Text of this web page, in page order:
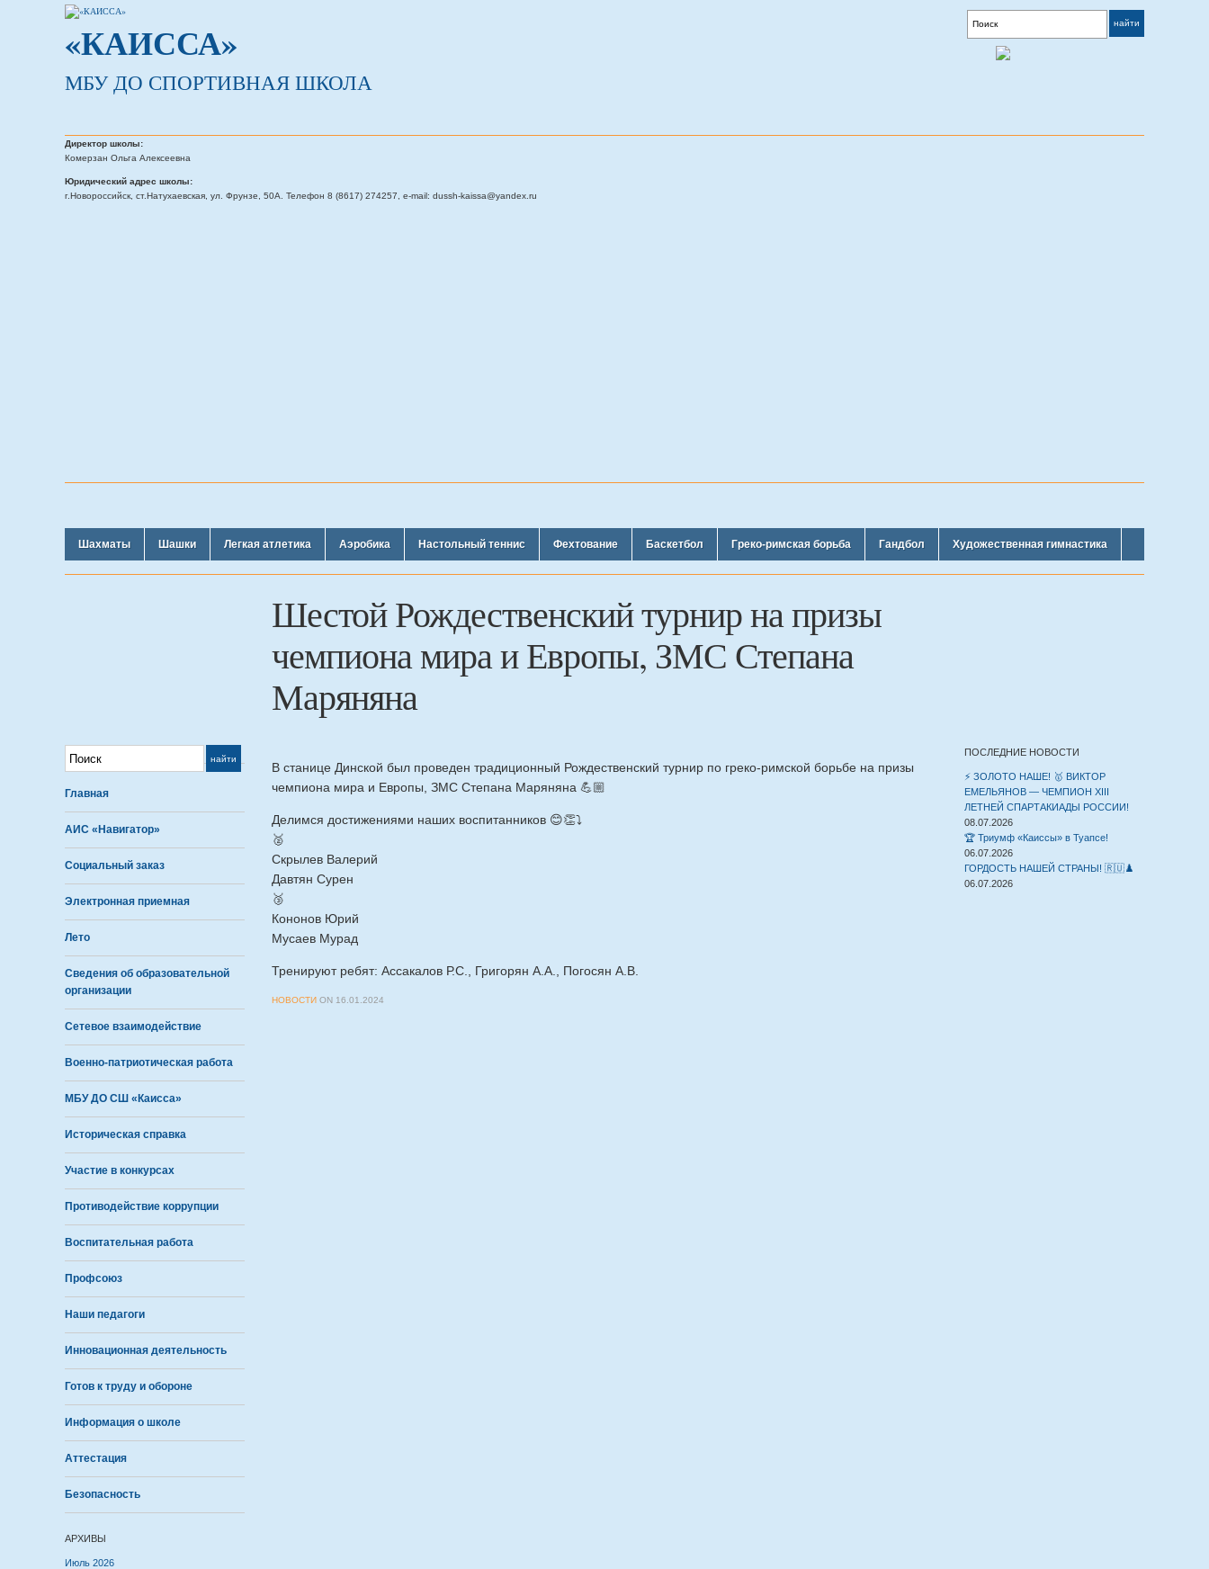
«КАИССА»
МБУ ДО СПОРТИВНАЯ ШКОЛА
Директор школы:
Комерзан Ольга Алексеевна
Юридический адрес школы:
г.Новороссийск, ст.Натухаевская, ул. Фрунзе, 50А. Телефон 8 (8617) 274257, e-mail: dussh-kaissa@yandex.ru
Шахматы Шашки Легкая атлетика Аэробика Настольный теннис Фехтование Баскетбол Греко-римская борьба Гандбол Художественная гимнастика
Шестой Рождественский турнир на призы
чемпиона мира и Европы, ЗМС Степана
Маряняна
Главная
АИС «Навигатор»
Социальный заказ
Электронная приемная
Лето
Сведения об образовательной
организации
Сетевое взаимодействие
Военно-патриотическая работа
МБУ ДО СШ «Каисса»
Историческая справка
Участие в конкурсах
Противодействие коррупции
Воспитательная работа
Профсоюз
Наши педагоги
Инновационная деятельность
Готов к труду и обороне
Информация о школе
Аттестация
Безопасность
АРХИВЫ
Июль 2026
В станице Динской был проведен традиционный Рождественский турнир по греко-римской борьбе на призы
чемпиона мира и Европы, ЗМС Степана Маряняна 💪🏼
Делимся достижениями наших воспитанников 😊👏⤵️
🥈
Скрылев Валерий
Давтян Сурен
🥉
Кононов Юрий
Мусаев Мурад
Тренируют ребят: Ассакалов Р.С., Григорян А.А., Погосян А.В.
НОВОСТИ ON 16.01.2024
ПОСЛЕДНИЕ НОВОСТИ
⚡️ ЗОЛОТО НАШЕ! 🥇 ВИКТОР
ЕМЕЛЬЯНОВ — ЧЕМПИОН XIII
ЛЕТНЕЙ СПАРТАКИАДЫ РОССИИ!
08.07.2026
🏆 Триумф «Каиссы» в Туапсе!
06.07.2026
ГОРДОСТЬ НАШЕЙ СТРАНЫ! 🇷🇺♟️
06.07.2026